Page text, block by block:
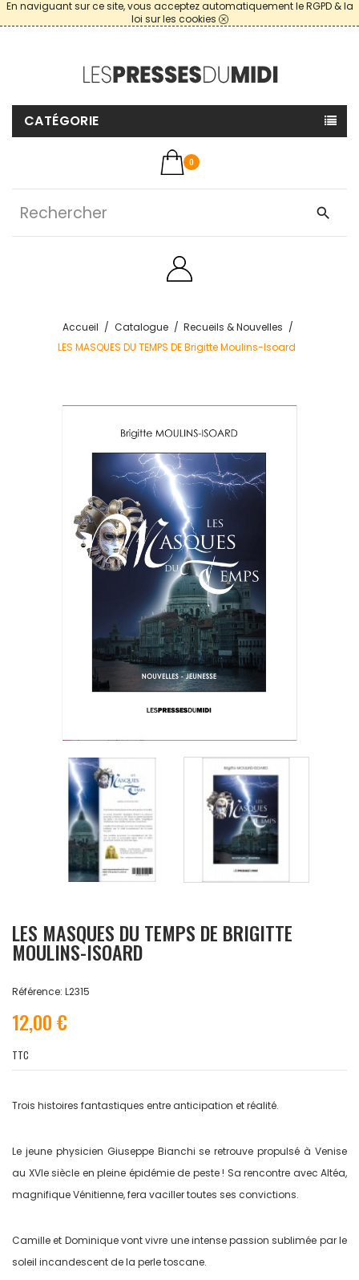
En naviguant sur ce site, vous acceptez automatiquement le RGPD & la
loi sur les cookies
CATÉGORIE
0
search
Accueil Catalogue
Recueils & Nouvelles
LES MASQUES DU TEMPS DE Brigitte Moulins-Isoard
LES MASQUES DU TEMPS DE BRIGITTE
MOULINS-ISOARD
Référence: L2315
12,00 €
TTC
Trois histoires fantastiques entre anticipation et réalité.
Le jeune physicien Giuseppe Bianchi se retrouve propulsé à Venise
au XVIe siècle en pleine épidémie de peste ! Sa rencontre avec Altéa,
magnifique Vénitienne, fera vaciller toutes ses convictions.
Camille et Dominique vont vivre une intense passion sublimée par le
soleil incandescent de la perle toscane.